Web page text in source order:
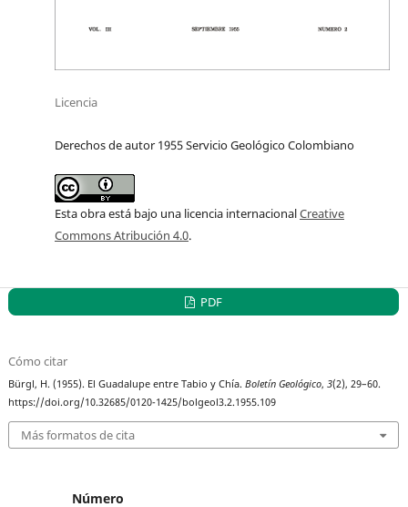
Licencia
Derechos de autor 1955 Servicio Geológico Colombiano
Esta obra está bajo una licencia internacionalCreative
Commons Atribución 4.0.
PDF
Cómo citar
Bürgl, H. (1955). El Guadalupe entre Tabio y Chía.Boletín Geológico,3(2), 29–60.
https://doi.org/10.32685/0120-1425/bolgeol3.2.1955.109
Más formatos de cita
Número